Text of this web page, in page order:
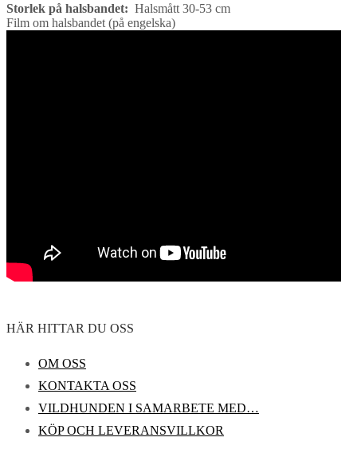
Storlek på halsbandet: Halsmått 30-53 cm
Film om halsbandet (på engelska)
HÄR HITTAR DU OSS
OM OSS
KONTAKTA OSS
VILDHUNDEN I SAMARBETE MED…
KÖP OCH LEVERANSVILLKOR